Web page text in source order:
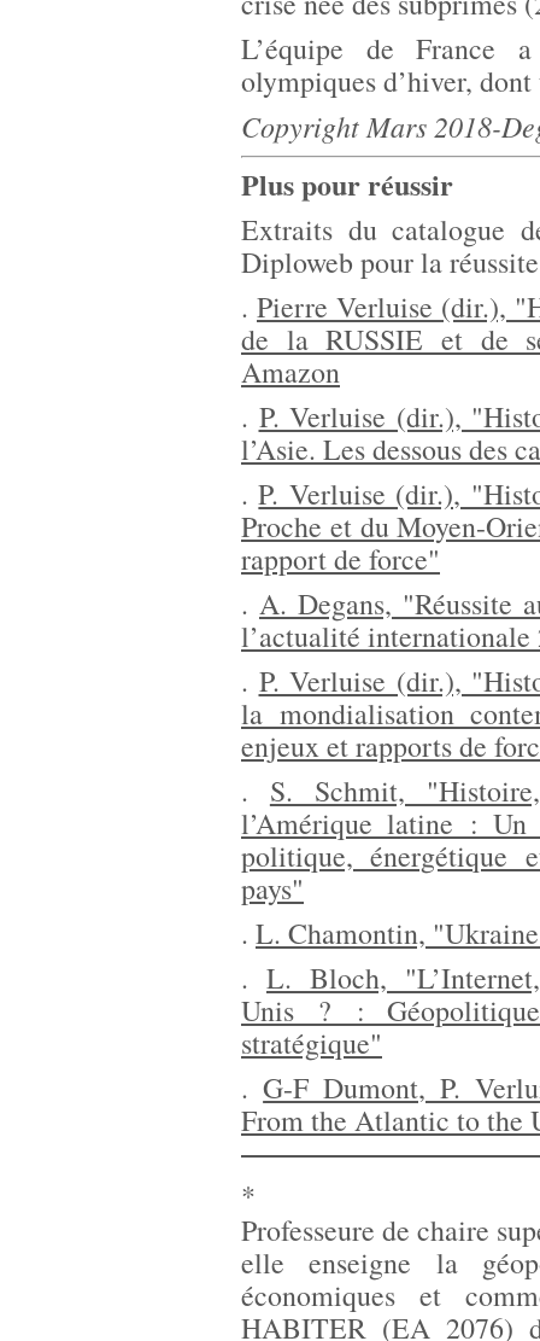
L’équipe de France
olympiques d’hiver,
Copyright Mars 2018-
Plus pour réussir
Extraits du catalogue
Diploweb pour la
. Pierre Verluise (dir.),
de la RUSSIE et de
Amazon
. P. Verluise (dir.),
l’Asie. Les dessous des
.P. Verluise (dir.),
Proche et du Moyen-
rapport de force"
. A. Degans, "Réussite
l’actualité internationale
. P. Verluise (dir.),
la mondialisation
enjeux et rapports de
. S. Schmit,
l’Amérique latine : Un
politique, énergétique
pays"
. L. Chamontin,
. L. Bloch,
Unis ? : Géopolitique
stratégique"
.G-F Dumont, P.
From the Atlantic to the
*
Professeure de chaire
elle enseigne la
économiques et
HABITER (EA 2076)